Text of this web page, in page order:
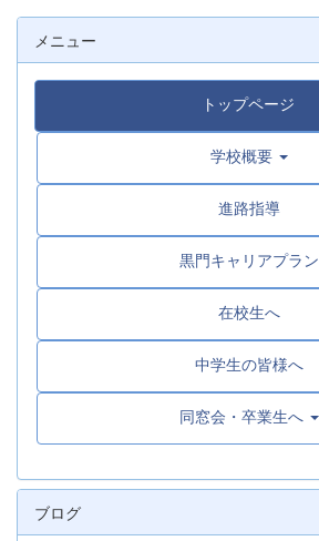
メニュー
トップページ
学校概要
進路指導
黒門キャリアプラン
在校生へ
中学生の皆様へ
同窓会・卒業生へ
ブログ